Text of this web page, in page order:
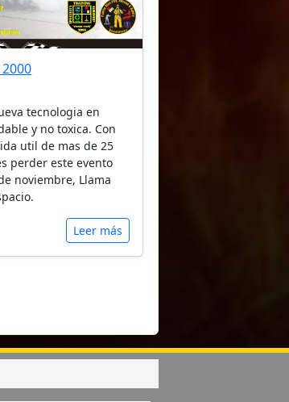
tecnologia en
y no toxica. Con
util de mas de 25
perder este evento
noviembre, Llama
Leer más